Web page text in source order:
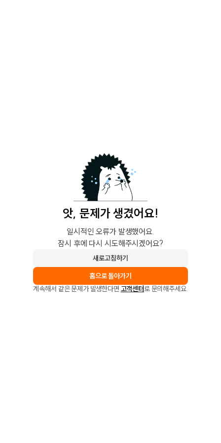
앗, 문제가 생겼어요!
일시적인 오류가 발생했어요.
잠시 후에 다시 시도해주시겠어요?
새로고침하기
홈으로 돌아가기
계속해서 같은 문제가 발생한다면 고객센터로 문의해주세요.